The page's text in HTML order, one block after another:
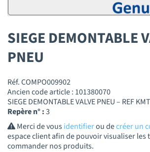
SIEGE DEMONTABLE
PNEU
Réf. COMPO009902
Ancien code article : 101380070
SIEGE DEMONTABLE VALVE PNEU – REF
Repère n° :3
Merci de vousidentifierou decréer un
espace client afin de pouvoir visualiser les
commander nos produits.